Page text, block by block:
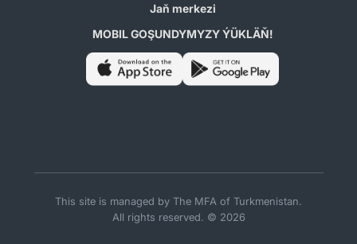
Jaň merkezi
MOBIL GOŞUNDYMYZY ÝÜKLÄŇ!
This site is managed by The MFA of Turkmenistan.
All rights reserved. © 2026